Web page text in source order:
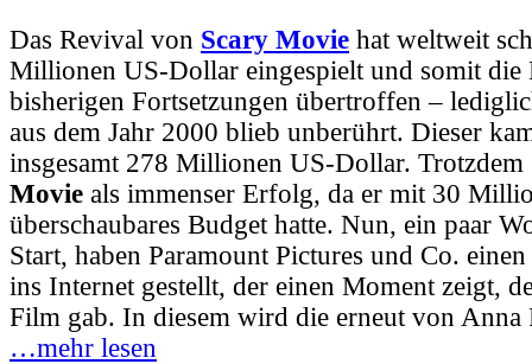
Das Revival von Scary Movie hat weltweit
Millionen US-Dollar eingespielt und somit die
bisherigen Fortsetzungen übertroffen –
aus dem Jahr 2000 blieb unberührt. Dieser
insgesamt 278 Millionen US-Dollar.
Movie als immenser Erfolg, da er mit 30
überschaubares Budget hatte. Nun, ein paar
Start, haben Paramount Pictures und Co.
ins Internet gestellt, der einen Moment zeigt,
Film gab. In diesem wird die erneut von Anna
…mehr lesen